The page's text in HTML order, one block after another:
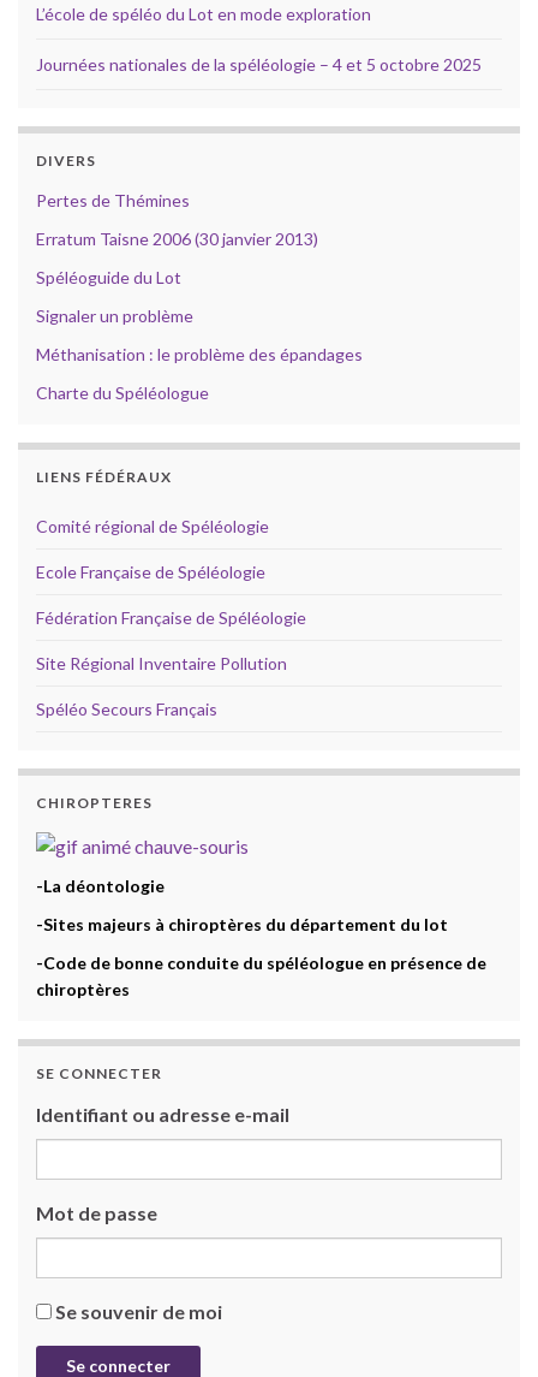
L’école de spéléo du Lot en mode exploration
Journées nationales de la spéléologie – 4 et 5 octobre 2025
DIVERS
Pertes de Thémines
Erratum Taisne 2006 (30 janvier 2013)
Spéléoguide du Lot
Signaler un problème
Méthanisation : le problème des épandages
Charte du Spéléologue
LIENS FÉDÉRAUX
Comité régional de Spéléologie
Ecole Française de Spéléologie
Fédération Française de Spéléologie
Site Régional Inventaire Pollution
Spéléo Secours Français
CHIROPTERES
-La déontologie
-Sites majeurs à chiroptères du département du lot
-Code de bonne conduite du spéléologue en présence de
chiroptères
SE CONNECTER
Identifiant ou adresse e-mail
Mot de passe
Se souvenir de moi
Se connecter